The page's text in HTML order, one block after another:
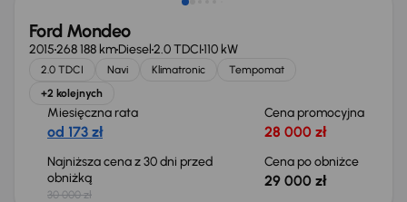
Ford Mondeo
2015268 188 kmDiesel2.0 TDCI110 kW
2.0 TDCI Navi Klimatronic
Tempomat
+2 kolejnych
Miesięczna rata
od 173 zł
Cena promocyjna
28 000 zł
Najniższa cena z 30 dni przed
obniżką
30 000 zł
Cena po obniżce
29 000 zł